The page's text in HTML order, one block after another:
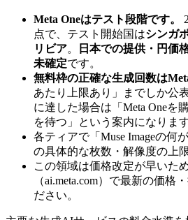
Meta Oneはテスト段階です。
点で、テスト開始国はシンガ
リビア。
日本での提供・円価
未確定です。
無料枠の正確な生成回数は
あたり上限あり」までしか公
に達した場合は「Meta Oneを
を待つ」という案内になります
各ティアで「Muse Imageの何
の具体的な枚数・解像度の上
この領域は価格改定が早いた
（ai.meta.com）で最新の価格
ださい。